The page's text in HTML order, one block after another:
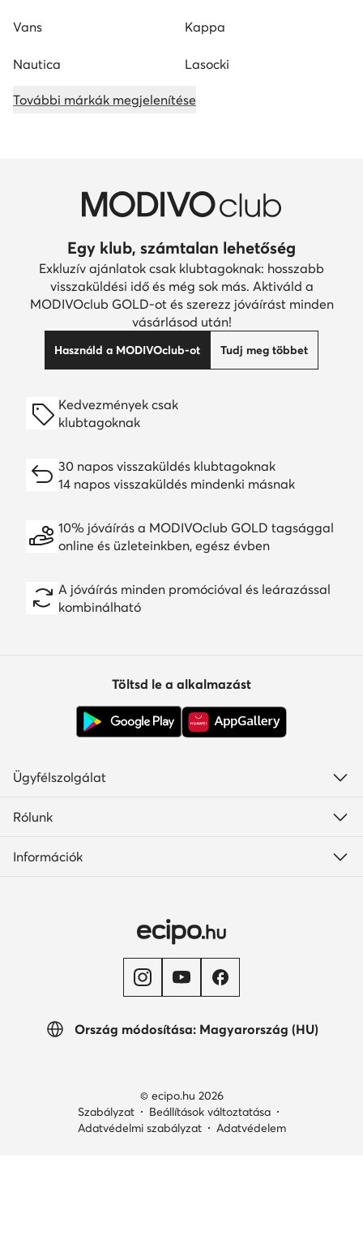
Vans Kappa
Nautica Lasocki
További márkák megjelenítése
Egy klub, számtalan lehetőség
Exkluzív ajánlatok csak klubtagoknak: hosszabb
visszaküldési idő és még sok más. Aktiváld a
MODIVOclub GOLD-ot és szerezz jóváírást minden
vásárlásod után!
Használd a MODIVOclub-ot Tudj meg többet
Kedvezmények csak
klubtagoknak
30 napos visszaküldés klubtagoknak
14 napos visszaküldés mindenki másnak
10% jóváírás a MODIVOclub GOLD tagsággal
online és üzleteinkben, egész évben
A jóváírás minden promócióval és leárazással
kombinálható
Ország módosítása: Magyarország (HU)
Töltsd le a alkalmazást
Ügyfélszolgálat
Rólunk
Információk
© ecipo.hu 2026
Szabályzat
Beállítások változtatása
Adatvédelmi szabályzat
Adatvédelem